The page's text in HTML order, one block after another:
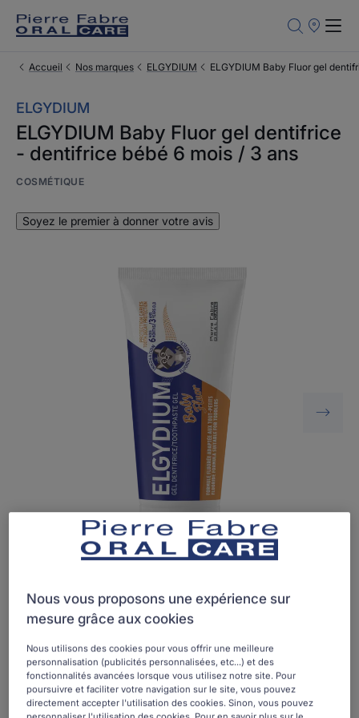
Points
Accueil
Nos marques ELGYDIUM ELGYDIUM Baby Fluor gel
ELGYDIUM
ELGYDIUM Baby Fluor gel dentifrice
- dentifrice bébé 6 mois / 3 ans
COSMÉTIQUE
Soyez le premier à donner votre avis
ELGYDIUM Baby Fluor est un dentifrice qui nettoie en
douceur et protège les dents de lait des bébés de 6
mois à 3 ans contre les caries, grâce à l’apport d’une
dose de fluor adaptée aux besoins de cet âge (1000
ppm d’ions fluor).
Nous vous proposons une expérience sur
mesure grâce aux cookies
Nous utilisons des cookies pour vous offrir une meilleure
personnalisation (publicités personnalisées, etc...) et des
fonctionnalités avancées lorsque vous utilisez notre site. Pour
poursuivre et faciliter votre navigation sur le site, vous pouvez
directement accepter l'utilisation des cookies. Sinon, vous pouvez